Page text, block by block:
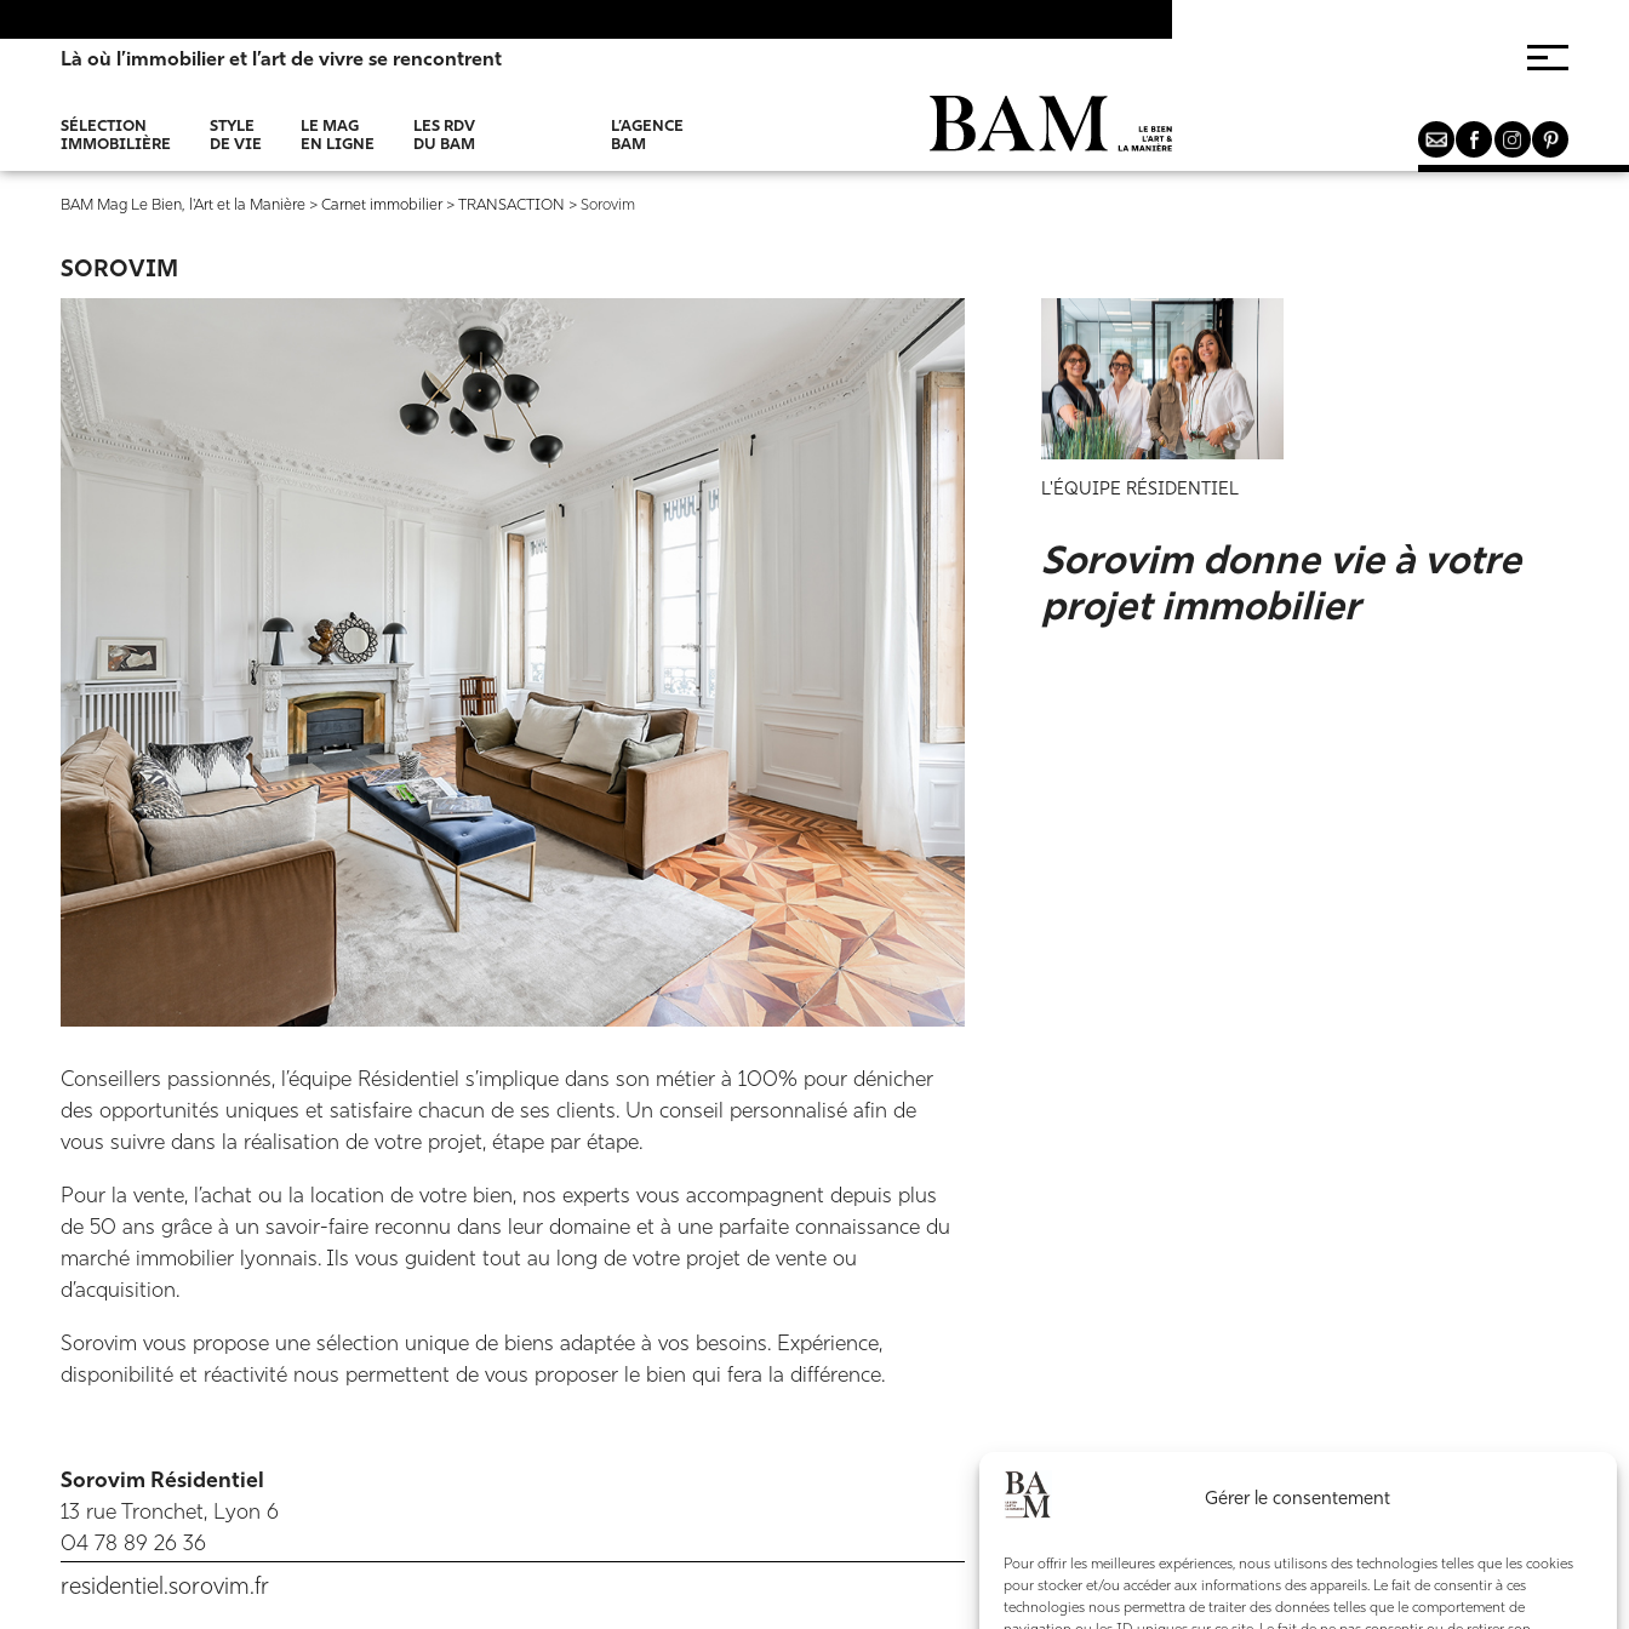
Gérer le consentement
Pour offrir les meilleures expériences, nous utilisons des technologies telles que les cookies
pour stocker et/ou accéder aux informations des appareils. Le fait de consentir à ces
technologies nous permettra de traiter des données telles que le comportement de
Là où l’immobilier et l’art de vivre se rencontrent
SÉLECTION
IMMOBILIÈRE
STYLE
DE VIE
LE MAG
EN LIGNE
LES RDV
DU BAM
L’AGENCE
BAM
BAM Mag Le Bien, l'Art et la Manière> Carnet immobilier> TRANSACTION > Sorovim
SOROVIM
Conseillers passionnés, l’équipe Résidentiel s’implique dans son métier à 100% pour dénicher
des opportunités uniques et satisfaire chacun de ses clients. Un conseil personnalisé afin de
vous suivre dans la réalisation de votre projet, étape par étape.
Pour la vente, l’achat ou la location de votre bien, nos experts vous accompagnent depuis plus
de 50 ans grâce à un savoir-faire reconnu dans leur domaine et à une parfaite connaissance du
marché immobilier lyonnais. Ils vous guident tout au long de votre projet de vente ou
d’acquisition.
Sorovim vous propose une sélection unique de biens adaptée à vos besoins. Expérience,
disponibilité et réactivité nous permettent de vous proposer le bien qui fera la différence.
Sorovim Résidentiel
13 rue Tronchet, Lyon 6
04 78 89 26 36
residentiel.sorovim.fr
L'ÉQUIPE RÉSIDENTIEL
Sorovim donne vie à votre
projet immobilier